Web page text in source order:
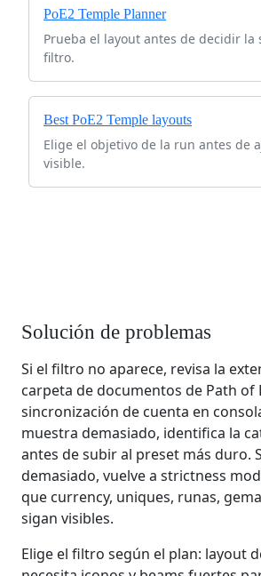
PoE2 Temple Planner
Prueba el layout antes de decidir la
filtro.
Best PoE2 Temple layouts
Elige el objetivo de la run antes de
visible.
Solución de problemas
Si el filtro no aparece, revisa la
carpeta de documentos de Path of
sincronización de cuenta en
muestra demasiado, identifica la
antes de subir al preset más duro.
demasiado, vuelve a strictness
que currency, uniques, runas,
sigan visibles.
Elige el filtro según el plan: layout